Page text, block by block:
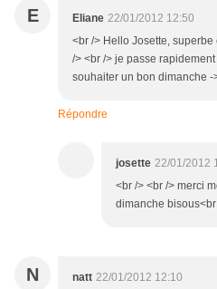
E Eliane 22/01/2012 12:50
<br /> Hello Josette,
/> <br /> je passe
souhaiter un bon dimanche -
Répondre
josette 22/01/2012
<br /> <br /> merci
dimanche
N natt 22/01/2012 12:10